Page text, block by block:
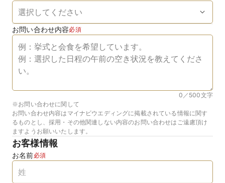
お問い合わせ内容必須
0／500文字
※お問い合わせに関して
お問い合わせ内容はマイナビウエディングに掲載されている情報に関す
るものとし、採用・その他関連しない内容のお問い合わせはご遠慮頂け
ますようお願いいたします。
お客様情報
お名前必須